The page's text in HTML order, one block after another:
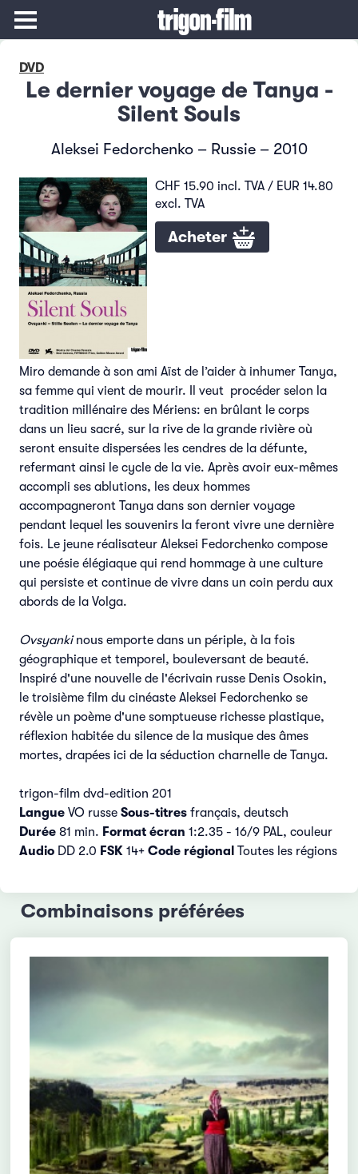
DVD
Le dernier voyage de Tanya -
Silent Souls
Aleksei Fedorchenko – Russie – 2010
CHF 15.90 incl. TVA / EUR 14.80
excl. TVA
Acheter
Miro demande à son ami Aïst de l’aider à inhumer Tanya,
sa femme qui vient de mourir. Il veut procéder selon la
tradition millénaire des Mériens: en brûlant le corps
dans un lieu sacré, sur la rive de la grande rivière où
seront ensuite dispersées les cendres de la défunte,
refermant ainsi le cycle de la vie. Après avoir eux-mêmes
accompli ses ablutions, les deux hommes
accompagneront Tanya dans son dernier voyage
pendant lequel les souvenirs la feront vivre une dernière
fois. Le jeune réalisateur Aleksei Fedorchenko compose
une poésie élégiaque qui rend hommage à une culture
qui persiste et continue de vivre dans un coin perdu aux
abords de la Volga.
Ovsyankinous emporte dans un périple, à la fois
géographique et temporel, bouleversant de beauté.
Inspiré d'une nouvelle de l'écrivain russe Denis Osokin,
le troisième film du cinéaste Aleksei Fedorchenko se
révèle un poème d'une somptueuse richesse plastique,
réflexion habitée du silence de la musique des âmes
mortes, drapées ici de la séduction charnelle de Tanya.
trigon-film dvd-edition 201
Langue VO russe Sous-titres français, deutsch
Durée 81 min. Format écran 1:2.35 - 16/9 PAL, couleur
Audio DD 2.0 FSK 14+ Code régional Toutes les régions
Combinaisons préférées